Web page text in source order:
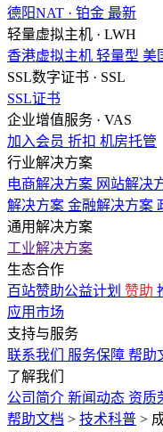
德阳NAT · 铂金 最新
轻量虚拟主机 · LWH
香港虚拟主机 轻量型 美
SSL数字证书 · SSL
SSL证书
企业增值服务 · VAS
加入会员 折扣 机房托管
行业解决方案
电商解决方案 网站解决
解决方案 金融解决方案
通用解决方案
工业解决方案
生态合作
百站赞助公益计划 赞助
应用市场
支持与服务
联系我们
服务保障 帮助
了解我们
公司简介 新闻动态 资质
帮助文档 > 技术科普 >